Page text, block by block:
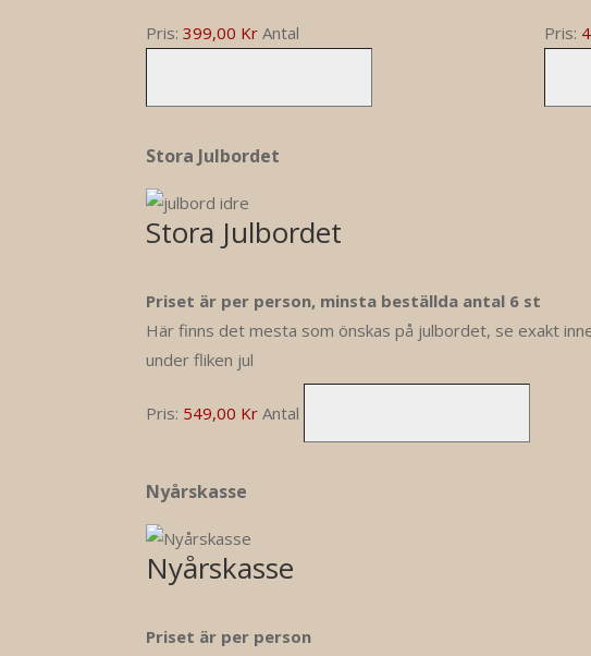
Pris: 399,00 Kr Antal Pris:
Stora Julbordet
Stora Julbordet
Priset är per person, minsta beställda antal 6 st
Här finns det mesta som önskas på julbordet, se exakt
under fliken jul
Pris: 549,00 Kr Antal
Nyårskasse
Nyårskasse
Priset är per person